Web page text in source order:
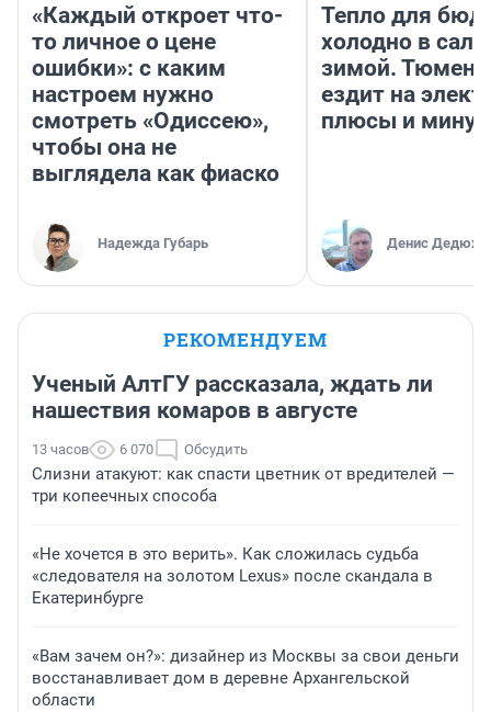
«Каждый откроет что-
то личное о цене
ошибки»: с каким
настроем нужно
смотреть «Одиссею»,
чтобы она не
выглядела как фиаско
Надежда Губарь
Тепло для
холодно в
зимой.
ездит на
плюсы и
Денис
РЕКОМЕНДУЕМ
Ученый АлтГУ рассказала, ждать ли
нашествия комаров в августе
13 часов 6 070 Обсудить
Слизни атакуют: как спасти цветник от вредителей —
три копеечных способа
«Не хочется в это верить». Как сложилась судьба
«следователя на золотом Lexus» после скандала в
Екатеринбурге
«Вам зачем он?»: дизайнер из Москвы за свои деньги
восстанавливает дом в деревне Архангельской
области